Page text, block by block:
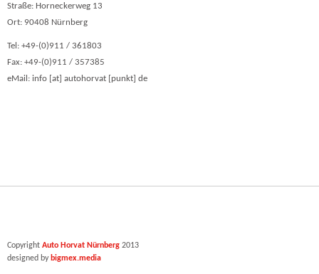
Straße: Horneckerweg 13
Ort: 90408 Nürnberg
Tel: +49-(0)911 / 361803
Fax: +49-(0)911 / 357385
eMail: info [at] autohorvat [punkt] de
Copyright Auto Horvat Nürnberg 2013
designed by bigmex.media